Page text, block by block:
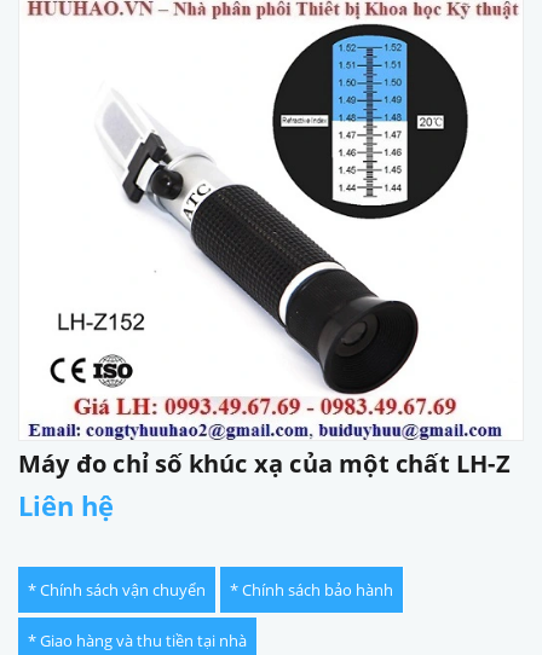
Máy đo chỉ số khúc xạ của một chất LH-Z
Liên hệ
* Chính sách vận chuyển * Chính sách bảo hành
* Giao hàng và thu tiền tại nhà